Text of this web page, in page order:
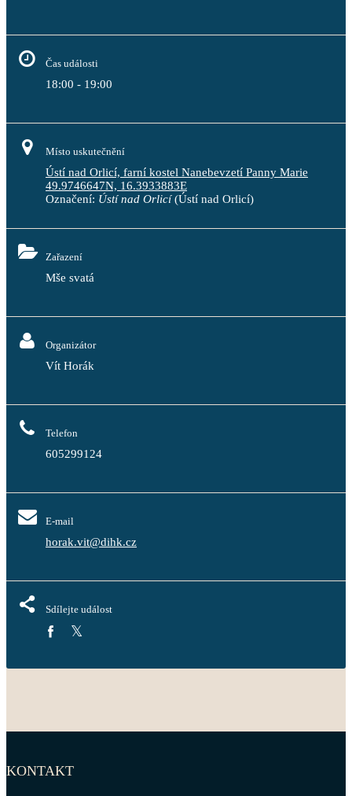
Čas události
18:00 - 19:00
Místo uskutečnění
Ústí nad Orlicí, farní kostel Nanebevzetí Panny Marie
49.9746647N, 16.3933883E
Označení: Ústí nad Orlicí(Ústí nad Orlicí)
Zařazení
Mše svatá
Organizátor
Vít Horák
Telefon
605299124
E-mail
horak.vit@dihk.cz
Sdílejte událost
KONTAKT